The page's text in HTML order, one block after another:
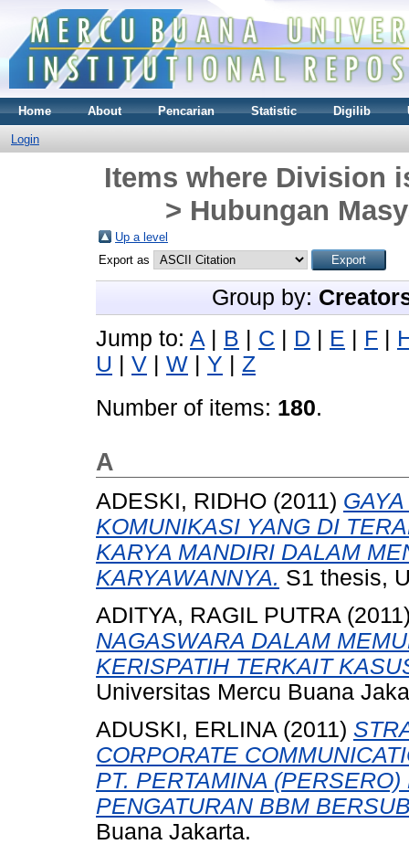
Home About Pencarian Statistic Digilib
Login
Items where Division
> Hubungan
Up a level
Export as
Group by:
Jump to: A | B | C | D | E | F |
U | V | W | Y | Z
Number of items: 180.
A
ADESKI, RIDHO (2011)
KOMUNIKASI YANG DI
KARYA MANDIRI DALAM
KARYAWANNYA. S1 thesis,
ADITYA, RAGIL PUTRA
NAGASWARA DALAM
KERISPATIH TERKAIT
Universitas Mercu Buana
ADUSKI, ERLINA (2011)
CORPORATE
PT. PERTAMINA
PENGATURAN ВBM
Buana Jakarta.